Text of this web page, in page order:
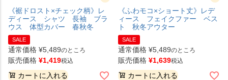
《裾ドロスト×チェック柄》レ
ディース シャツ 長袖 ブラ
ウス 体型カバー 春秋冬
SALE
通常価格 ¥5,489のところ
販売価格 ¥1,419税込
カートに入れる
《ふわモコ×ショート丈》レデ
ィース フェイクファー ベス
ト 秋冬アウター
SALE
通常価格 ¥5,489のところ
販売価格 ¥1,639税込
カートに入れる